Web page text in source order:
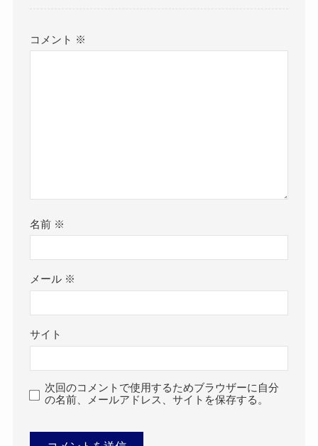
コメント ※
名前 ※
メール ※
サイト
次回のコメントで使用するためブラウザーに自分
の名前、メールアドレス、サイトを保存する。